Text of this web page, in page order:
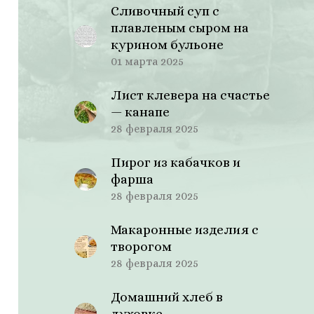
Сливочный суп с
плавленым сыром на
курином бульоне
01 марта 2025
Лист клевера на счастье
— канапе
28 февраля 2025
Пирог из кабачков и
фарша
28 февраля 2025
Макаронные изделия с
творогом
28 февраля 2025
Домашний хлеб в